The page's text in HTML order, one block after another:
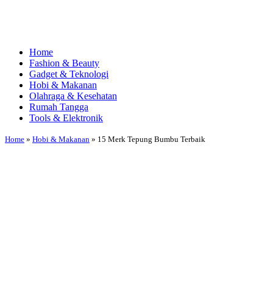
Home
Fashion & Beauty
Gadget & Teknologi
Hobi & Makanan
Olahraga & Kesehatan
Rumah Tangga
Tools & Elektronik
Home » Hobi & Makanan » 15 Merk Tepung Bumbu Terbaik